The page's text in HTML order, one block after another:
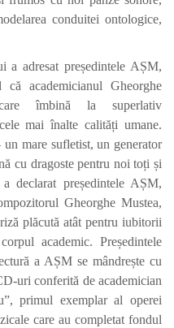
conduitei ontologice,
a adresat președintele AȘM,
academicianul Gheorghe
îmbină la superlativ
mai înalte calități umane.
mare sufletist, un generator
cu dragoste pentru noi toți și
declarat președintele AȘM,
Gheorghe Mustea,
plăcută atât pentru iubitorii
academic. Președintele
a AȘM se mândrește cu
uri conferită de academician
primul exemplar al operei
care au completat fondul